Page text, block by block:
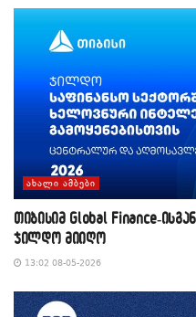
ᲐᲮᲐᲚᲘ ᲐᲛᲑᲔᲑᲘ
თიბისიმ Global Finance-
ჯილდო მიიღო
13:02 08-05-2026